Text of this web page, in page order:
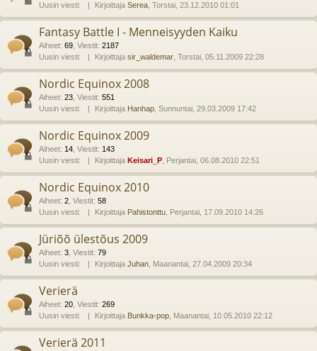
Uusin viesti:
Kirjoittaja Serea , Torstai, 23.12.2010 01:01
Fantasy Battle I - Menneisyyden Kaiku
Aiheet: 69 Viestit: 2187
Uusin viesti:
Kirjoittaja sir_waldemar , Torstai, 05.11.2009 22:28
Nordic Equinox 2008
Aiheet: 23 Viestit: 551
Uusin viesti:
Kirjoittaja Hanhap , Sunnuntai, 29.03.2009 17:42
Nordic Equinox 2009
Aiheet: 14 Viestit: 143
Uusin viesti:
Kirjoittaja Keisari_P , Perjantai, 06.08.2010 22:51
Nordic Equinox 2010
Aiheet: 2 Viestit: 58
Uusin viesti:
Kirjoittaja Pahistonttu , Perjantai, 17.09.2010 14:26
Jüriõõ ülestõus 2009
Aiheet: 3 Viestit: 79
Uusin viesti:
Kirjoittaja Juhan , Maanantai, 27.04.2009 20:34
Verierä
Aiheet: 20 Viestit: 269
Uusin viesti:
Kirjoittaja Bunkka-pop , Maanantai, 10.05.2010 22:12
Verierä 2011